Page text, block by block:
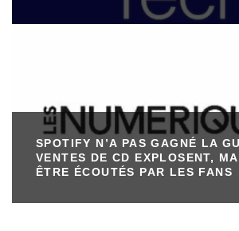
SPOTIFY N’A PAS GAGNÉ LA
VENTES DE CD EXPLOSENT,
ÊTRE ÉCOUTÉS PAR LES FANS